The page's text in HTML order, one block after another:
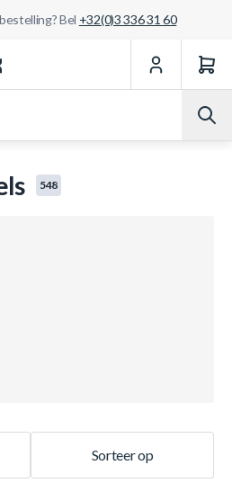
Bel +32(0)3 336 31 60
548
Sorteer op